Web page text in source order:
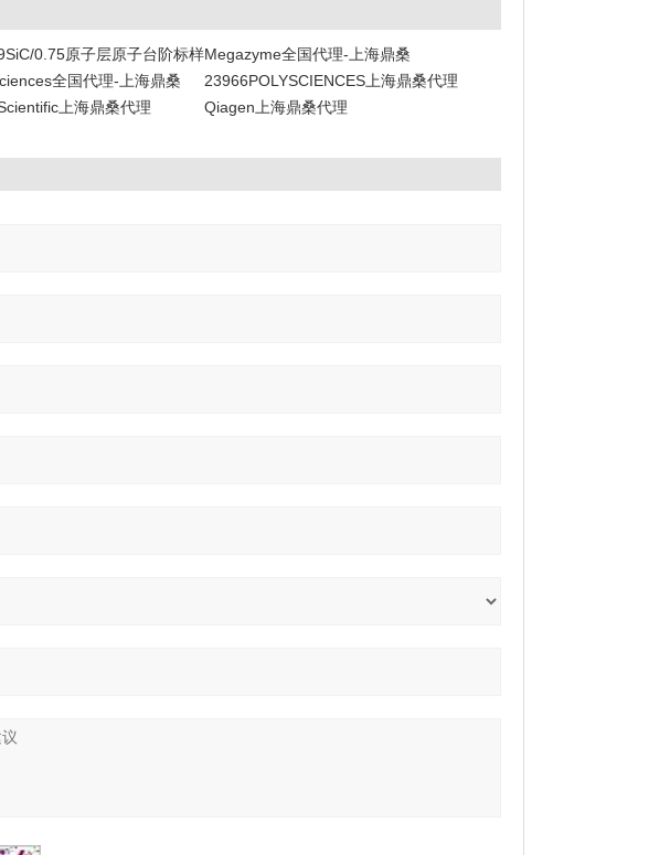
0.75原子层原子台阶标样Megazyme全国代理-上海鼎桑
全国代理-上海鼎桑
23966POLYSCIENCES上海鼎桑代理
上海鼎桑代理
Qiagen上海鼎桑代理